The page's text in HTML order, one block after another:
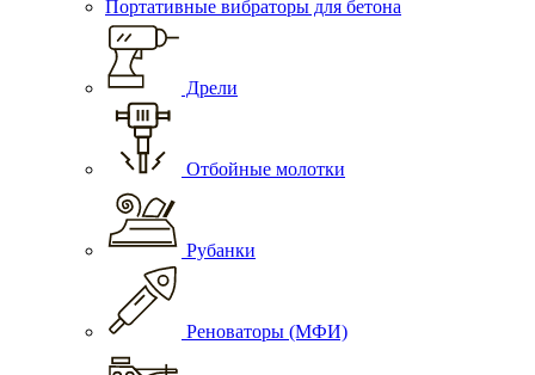
Портативные вибраторы для бетона
Дрели
Отбойные молотки
Рубанки
Реноваторы (МФИ)